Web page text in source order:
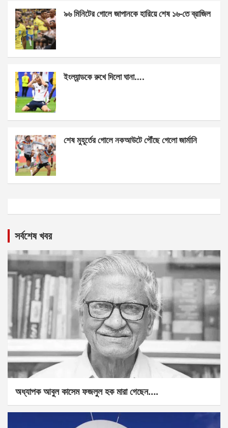
k
p
৯৬ মিনিটের গোলে জাপানকে হারিয়ে শেষ ১৬-তে ব্রাজিল
ইংল্যান্ডকে রুখে দিলো ঘানা….
শেষ মুহূর্তের গোলে নকআউটে পৌঁছে গেলো জার্মানি
সর্বশেষ খবর
অধ্যাপক আবুল কাসেম ফজলুল হক মারা গেছেন….